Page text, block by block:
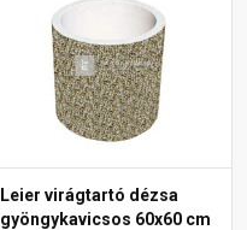
Leier virágtartó dézsa
gyöngykavicsos 60x60 cm